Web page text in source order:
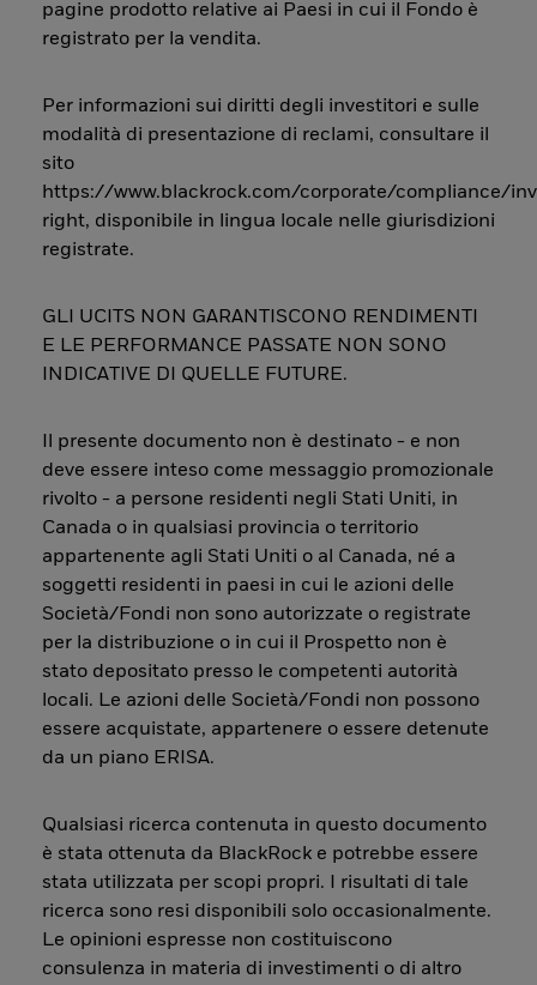
pagine prodotto relative ai Paesi in cui il Fondo è
registrato per la vendita.
Per informazioni sui diritti degli investitori e sulle
modalità di presentazione di reclami, consultare il
sito
https://www.blackrock.com/corporate/compliance/
right, disponibile in lingua locale nelle giurisdizioni
registrate.
GLI UCITS NON GARANTISCONO RENDIMENTI
E LE PERFORMANCE PASSATE NON SONO
INDICATIVE DI QUELLE FUTURE.
Il presente documento non è destinato - e non
deve essere inteso come messaggio promozionale
rivolto - a persone residenti negli Stati Uniti, in
Canada o in qualsiasi provincia o territorio
appartenente agli Stati Uniti o al Canada, né a
soggetti residenti in paesi in cui le azioni delle
Società/Fondi non sono autorizzate o registrate
per la distribuzione o in cui il Prospetto non è
stato depositato presso le competenti autorità
locali. Le azioni delle Società/Fondi non possono
essere acquistate, appartenere o essere detenute
da un piano ERISA.
Qualsiasi ricerca contenuta in questo documento
è stata ottenuta da BlackRock e potrebbe essere
stata utilizzata per scopi propri. I risultati di tale
ricerca sono resi disponibili solo occasionalmente.
Le opinioni espresse non costituiscono
consulenza in materia di investimenti o di altro